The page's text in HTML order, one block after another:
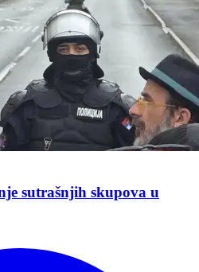
sutrašnjih skupova u